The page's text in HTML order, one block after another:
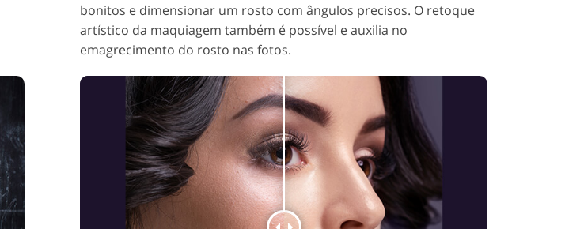
bonitos e dimensionar um rosto com ângulos precisos. O retoque
artístico da maquiagem também é possível e auxilia no
emagrecimento do rosto nas fotos.